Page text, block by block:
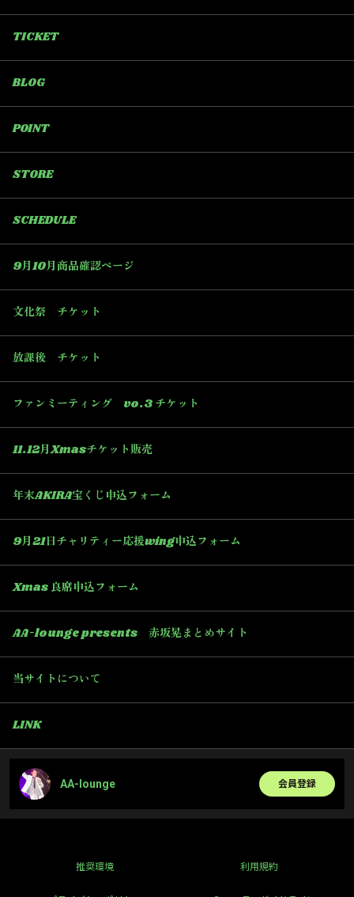
TICKET
BLOG
POINT
STORE
SCHEDULE
9月10月商品確認ページ
文化祭 チケット
放課後 チケット
ファンミーティング vo.3 チケット
11.12月Xmasチケット販売
年末AKIRA宝くじ申込フォーム
9月21日チャリティー応援wing申込フォーム
Xmas 良席申込フォーム
AA-lounge presents 赤坂晃まとめサイト
当サイトについて
LINK
AA-lounge 会員登録
推奨環境 利用規約